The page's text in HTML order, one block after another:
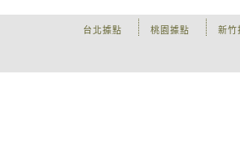
新竹
桃園據點
台北據點